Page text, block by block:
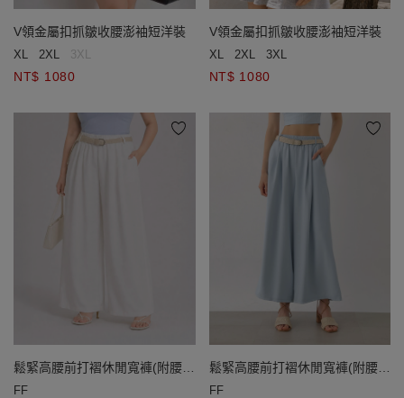
V領金屬扣抓皺收腰澎袖短洋裝
XL 2XL 3XL
NT$ 1080
V領金屬扣抓皺收腰澎袖短洋裝
XL 2XL 3XL
NT$ 1080
鬆緊高腰前打褶休閒寬褲(附腰
帶)
FF
鬆緊高腰前打褶休閒寬褲(附腰
帶)
FF